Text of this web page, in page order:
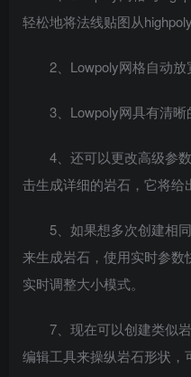
轻松地将法线贴图从
2、Lowpoly网格自动放
3、Lowpoly网具有清晰
4、还可以更改高级参
击生成详细的岩石，它将给
5、如果想多次创建相
来生成岩石，使用实时参
实时调整大小模式。
7、现在可以创建类似
编辑工具来操纵岩石形状